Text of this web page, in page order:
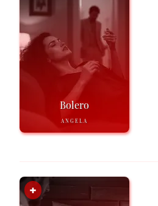
Bolero
ANGELA